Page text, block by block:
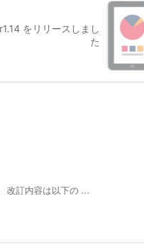
をリリースしまし
た
改訂内容は以下の ...